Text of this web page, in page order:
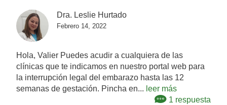
Dra. Leslie Hurtado
Febrero 14, 2022
Hola, Valier Puedes acudir a cualquiera de las
clínicas que te indicamos en nuestro portal web para
la interrupción legal del embarazo hasta las 12
semanas de gestación. Pincha en... leer más
1 respuesta